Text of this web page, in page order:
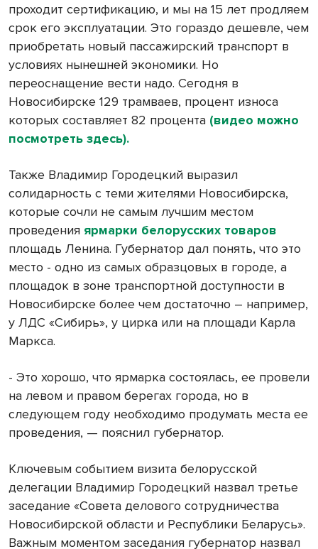
проходит сертификацию, и мы на 15 лет продляем
срок его эксплуатации. Это гораздо дешевле, чем
приобретать новый пассажирский транспорт в
условиях нынешней экономики. Но
переоснащение вести надо. Сегодня в
Новосибирске 129 трамваев, процент износа
которых составляет 82 процента (видео можно
посмотреть здесь).
Также Владимир Городецкий выразил
солидарность с теми жителями Новосибирска,
которые сочли не самым лучшим местом
проведения ярмарки белорусских товаров
площадь Ленина. Губернатор дал понять, что это
место - одно из самых образцовых в городе, а
площадок в зоне транспортной доступности в
Новосибирске более чем достаточно – например,
у ЛДС «Сибирь», у цирка или на площади Карла
Маркса.
- Это хорошо, что ярмарка состоялась, ее провели
на левом и правом берегах города, но в
следующем году необходимо продумать места ее
проведения, — пояснил губернатор.
Ключевым событием визита белорусской
делегации Владимир Городецкий назвал третье
заседание «Совета делового сотрудничества
Новосибирской области и Республики Беларусь».
Важным моментом заседания губернатор назвал